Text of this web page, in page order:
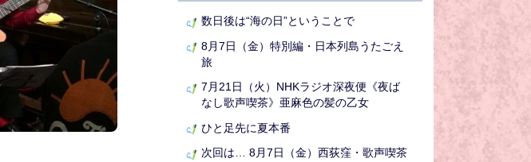
数日後は“海の日”ということで
8月7日（金）特別編・日本列島うたごえ
旅
7月21日（火）NHKラジオ深夜便《夜ば
なし歌声喫茶》亜麻色の髪の乙女
ひと足先に夏本番
次回は… 8月7日（金）西荻窪・歌声喫茶